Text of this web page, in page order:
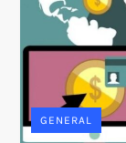
GENERAL